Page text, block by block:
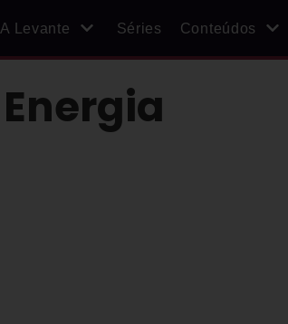
A Levante Séries Conteúdos